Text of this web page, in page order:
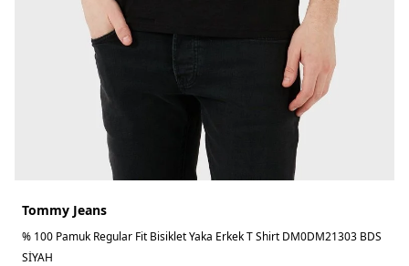
Tommy Jeans
% 100 Pamuk Regular Fit Bisiklet Yaka Erkek T Shirt DM0DM21303 BDS
SİYAH